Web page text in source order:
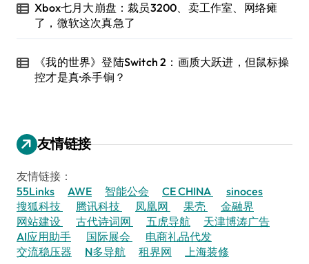
Xbox七月大崩盘：裁员3200、卖工作室、网络瘫
了，微软这次真急了
《我的世界》登陆Switch 2：画质大跃进，但鼠标操
控才是真·杀手锏？
友情链接
友情链接：
55Links
AWE 智能公会 CE CHINA
sinoces
搜狐科技
腾讯科技 凤凰网 果壳
金融界
网站建设
古代诗词网 五虎导航
天津博涛广告
AI应用助手
国际展会
电商礼品代发
交流稳压器
N多导航 租界网 上海装修